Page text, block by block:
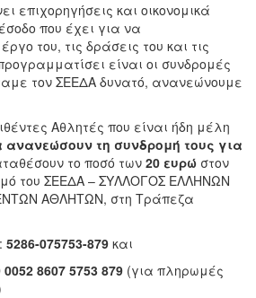
επιχορηγήσεις και οικονομικά
που έχει για να
του, τις δράσεις του και τις
είναι οι συνδρομές
τον ΣΕΕΔΑ δυνατό, ανανεώνουμε
Αθλητές που είναι ήδη μέλη
ανανεώσουν τη συνδρομή τους για
το ποσό των 20 ευρώ στον
του ΣΕΕΔΑ – ΣΥΛΛΟΓΟΣ ΕΛΛΗΝΩΝ
ΑΘΛΗΤΩΝ, στη Τράπεζα
5286-075753-879 και
8607 5753 879 (για πληρωμές